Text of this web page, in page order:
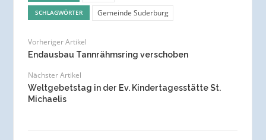
SCHLAGWÖRTER Gemeinde Suderburg
Vorheriger Artikel
Endausbau Tannrähmsring verschoben
Nächster Artikel
Weltgebetstag in der Ev. Kindertagesstätte St.
Michaelis